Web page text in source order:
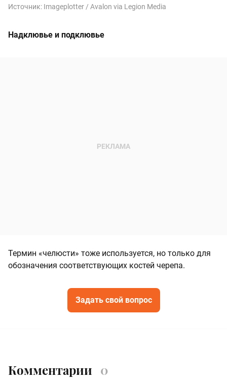
Источник: Imageplotter / Avalon via Legion Media
Надклювье и подклювье
Термин «челюсти» тоже используется, но только для
обозначения соответствующих костей черепа.
Задать свой вопрос
Комментарии 0